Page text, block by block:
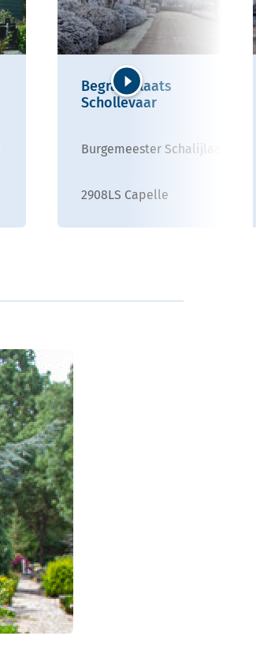
Begraafplaats
Schollevaar
Burgemeester Schalijlaan 2
2908LS Capelle
Volgende